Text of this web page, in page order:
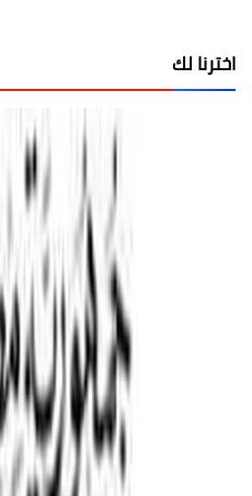
اخترنا لك